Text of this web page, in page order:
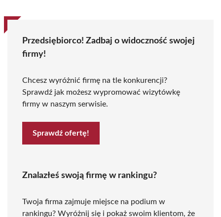
Przedsiębiorco! Zadbaj o widoczność swojej
firmy!
Chcesz wyróżnić firmę na tle konkurencji?
Sprawdź jak możesz wypromować wizytówkę
firmy w naszym serwisie.
Sprawdź ofertę!
Znalazłeś swoją firmę w rankingu?
Twoja firma zajmuje miejsce na podium w
rankingu? Wyróżnij się i pokaż swoim klientom, że